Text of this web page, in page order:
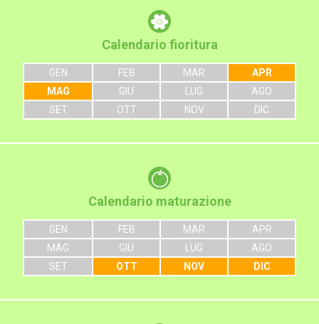
Calendario fioritura
GEN FEB MAR
APR
MAG
GIU LUG
AGO
SET
OTT NOV DIC
Calendario maturazione
GEN FEB MAR
APR
MAG
GIU LUG
AGO
SET
OTT NOV DIC